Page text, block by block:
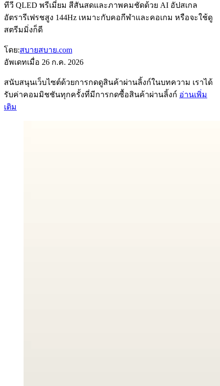
ทีวี QLED พรีเมี่ยม สีสันสดและภาพคมชัดด้วย AI อัปสเกล
อัตรารีเฟรชสูง 144Hz เหมาะกับคอกีฬาและคอเกม หรือจะใช้ดู
สตรีมมิ่งก็ดี
โดย:สบายสบาย.com
อัพเดทเมื่อ 26 ก.ค. 2026
สนับสนุนเว็บไซต์ด้วยการกดดูสินค้าผ่านลิ้งก์ในบทความ เราได้
รับค่าคอมมิชชันทุกครั้งที่มีการกดซื้อสินค้าผ่านลิ้งก์ อ่านเพิ่ม
เติม